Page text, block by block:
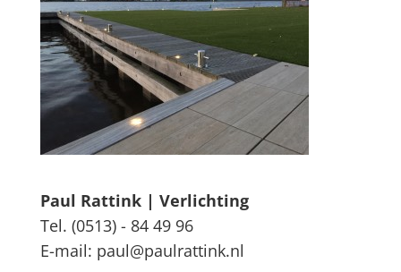
Paul Rattink | Verlichting
Tel. (0513) - 84 49 96
E-mail: paul@paulrattink.nl